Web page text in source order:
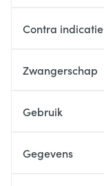
Contra indicatie
Zwangerschap
Gebruik
Gegevens